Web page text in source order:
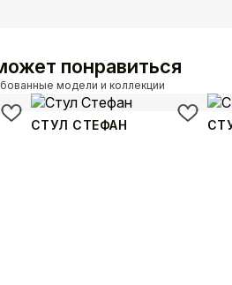
понравиться
модели и коллекции
СТУЛ СТЕФАН